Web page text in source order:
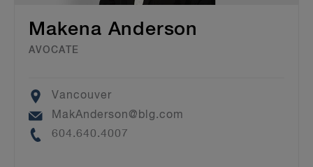
Makena Anderson
AVOCATE
Location
Vancouver
EmailMakAnderson@blg.com
Phone
604.640.4007